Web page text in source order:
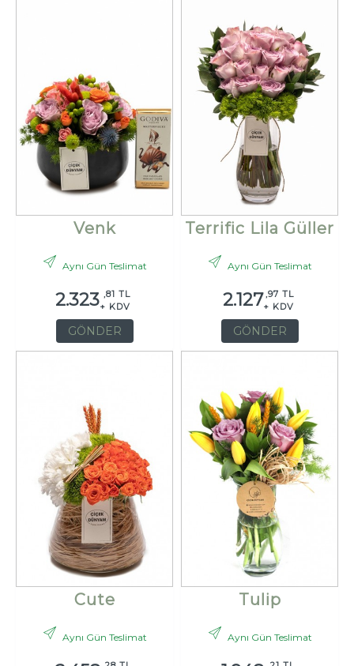
Venk
Aynı Gün Teslimat
2.323 ,81 TL
+ KDV
GÖNDER
Terrific Lila Güller
Aynı Gün Teslimat
2.127 ,97 TL
+ KDV
GÖNDER
Cute
Aynı Gün Teslimat
Tulip
Aynı Gün Teslimat